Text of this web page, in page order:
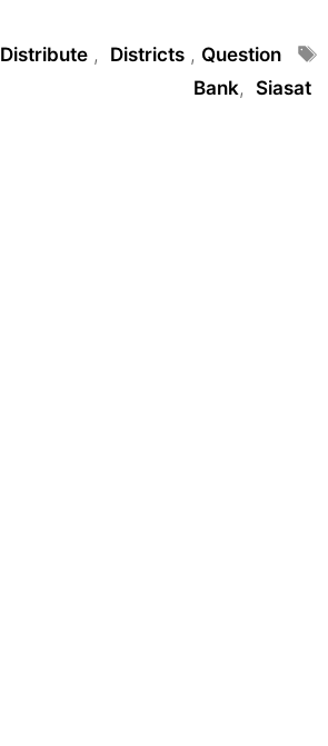
Tags
Distribute , Districts , Question
Bank, Siasat